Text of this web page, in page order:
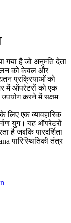
गया है जो अनुमति देता
को केवल और
प्रक्रियाओं को
में ऑपरेटरों को एक
करने में सक्षम
लिए एक व्यावहारिक
युग। यह ऑपरेटरों
है जबकि पारदर्शिता
पारिस्थितिकी तंत्र